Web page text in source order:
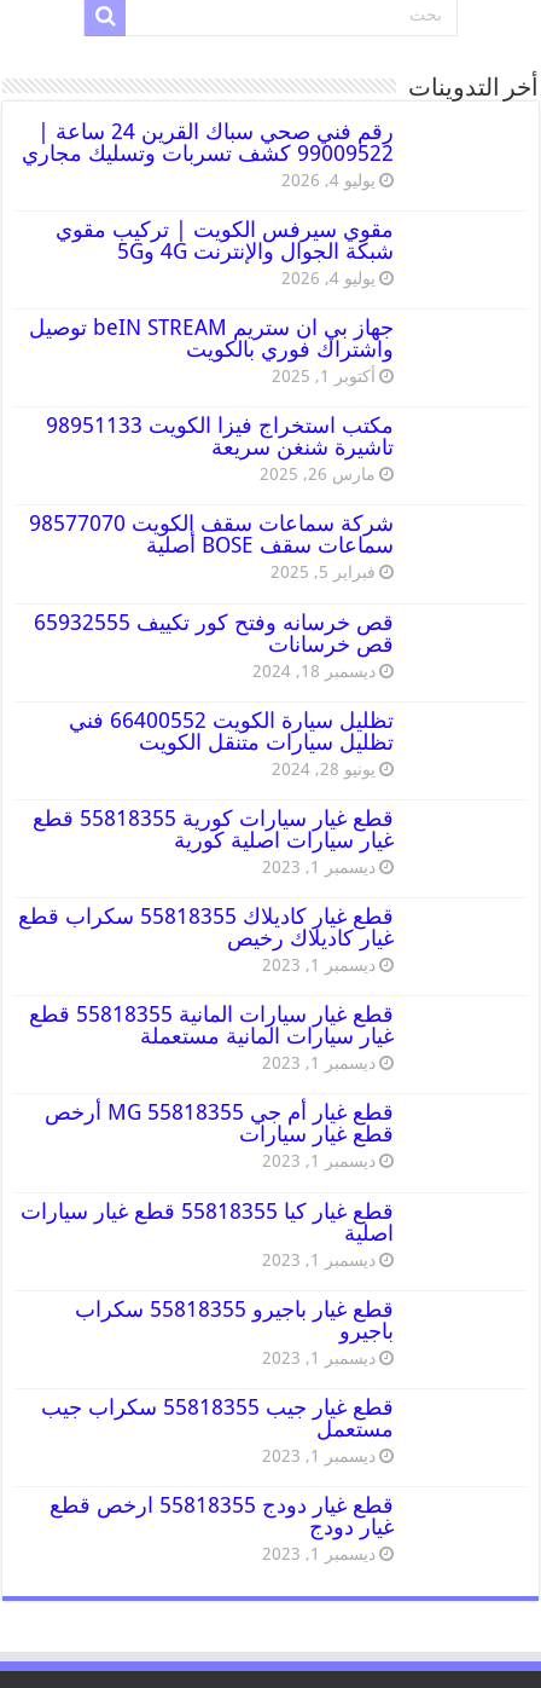
أخر التدوينات
رقم فني صحي سباك القرين 24 ساعة |
99009522 كشف تسربات وتسليك مجاري
يوليو 4, 2026
مقوي سيرفس الكويت | تركيب مقوي
شبكة الجوال والإنترنت 4G و5G
يوليو 4, 2026
جهاز بي ان ستريم beIN STREAM توصيل
واشتراك فوري بالكويت
أكتوبر 1, 2025
مكتب استخراج فيزا الكويت 98951133
تاشيرة شنغن سريعة
مارس 26, 2025
شركة سماعات سقف الكويت 98577070
سماعات سقف BOSE أصلية
فبراير 5, 2025
قص خرسانه وفتح كور تكييف 65932555
قص خرسانات
ديسمبر 18, 2024
تظليل سيارة الكويت 66400552 فني
تظليل سيارات متنقل الكويت
يونيو 28, 2024
قطع غيار سيارات كورية 55818355 قطع
غيار سيارات اصلية كورية
ديسمبر 1, 2023
قطع غيار كاديلاك 55818355 سكراب قطع
غيار كاديلاك رخيص
ديسمبر 1, 2023
قطع غيار سيارات المانية 55818355 قطع
غيار سيارات المانية مستعملة
ديسمبر 1, 2023
قطع غيار أم جي MG 55818355 أرخص
قطع غيار سيارات
ديسمبر 1, 2023
قطع غيار كيا 55818355 قطع غيار سيارات
اصلية
ديسمبر 1, 2023
قطع غيار باجيرو 55818355 سكراب
باجيرو
ديسمبر 1, 2023
قطع غيار جيب 55818355 سكراب جيب
مستعمل
ديسمبر 1, 2023
قطع غيار دودج 55818355 ارخص قطع
غيار دودج
ديسمبر 1, 2023